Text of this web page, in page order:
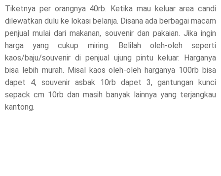
Tiketnya per orangnya 40rb. Ketika mau keluar area candi
dilewatkan dulu ke lokasi belanja. Disana ada berbagai macam
penjual mulai dari makanan, souvenir dan pakaian. Jika ingin
harga yang cukup miring. Belilah oleh-oleh seperti
kaos/baju/souvenir di penjual ujung pintu keluar. Harganya
bisa lebih murah. Misal kaos oleh-oleh harganya 100rb bisa
dapet 4, souvenir asbak 10rb dapet 3, gantungan kunci
sepack cm 10rb dan masih banyak lainnya yang terjangkau
kantong.